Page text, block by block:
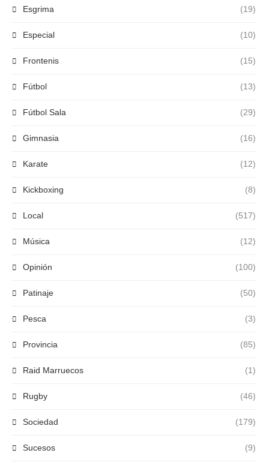
Esgrima (19)
Especial (10)
Frontenis (15)
Fútbol (13)
Fútbol Sala (29)
Gimnasia (16)
Karate (12)
Kickboxing (8)
Local (517)
Música (12)
Opinión (100)
Patinaje (50)
Pesca (3)
Provincia (85)
Raid Marruecos (1)
Rugby (46)
Sociedad (179)
Sucesos (9)